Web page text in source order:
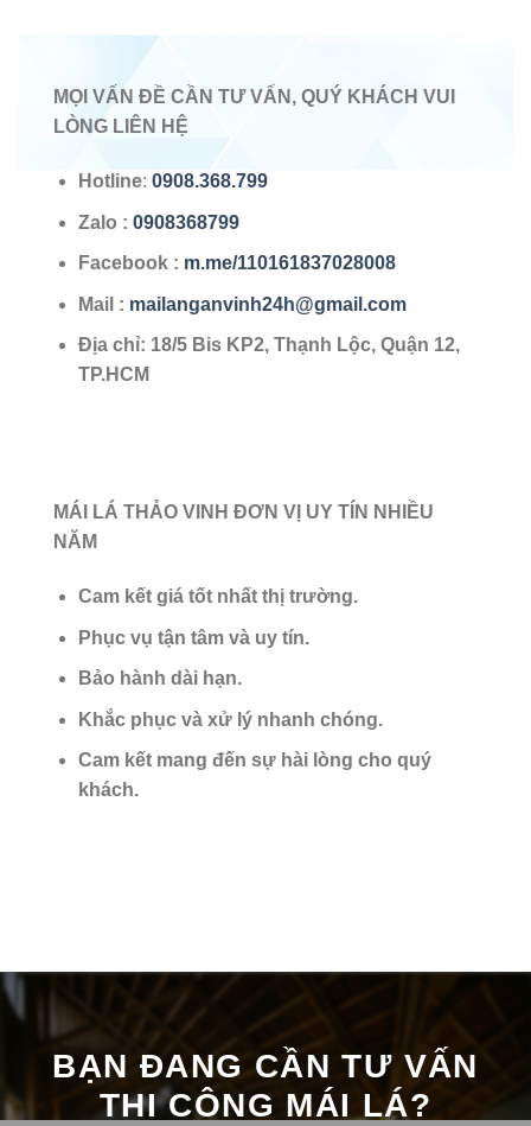
MỌI VẤN ĐỀ CẦN TƯ VẤN, QUÝ KHÁCH VUI
LÒNG LIÊN HỆ
Hotline: 0908.368.799
Zalo : 0908368799
Facebook : m.me/110161837028008
Mail : mailanganvinh24h@gmail.com
Địa chỉ: 18/5 Bis KP2, Thạnh Lộc, Quận 12,
TP.HCM
MÁI LÁ THẢO VINH ĐƠN VỊ UY TÍN NHIỀU
NĂM
Cam kết giá tốt nhất thị trường.
Phục vụ tận tâm và uy tín.
Bảo hành dài hạn.
Khắc phục và xử lý nhanh chóng.
Cam kết mang đến sự hài lòng cho quý
khách.
BẠN ĐANG CẦN TƯ VẤN
THI CÔNG MÁI LÁ?